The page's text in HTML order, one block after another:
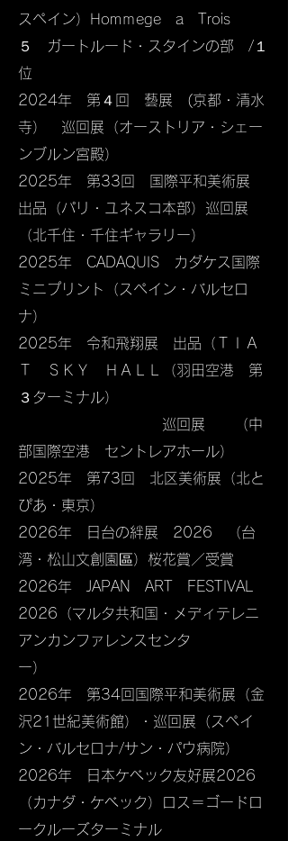
スペイン）Homｍege a Trois
５ ガートルード・スタインの部 /１
位
​2024年 第４回 藝展 (京都・清水
寺） 巡回展（オーストリア・シェー
ンブルン宮殿）
​2025年 第33回 国際平和美術展
出品（パリ・ユネスコ本部）巡回展
（北千住・千住ギャラリー）​
2025年 CADAQUIS カダケス国際
ミニプリント（スペイン・バルセロ
ナ）
​2025年 令和飛翔展 出品（ＴＩＡ
Ｔ ＳＫＹ ＨＡＬＬ（羽田空港 第
３ターミナル）
​ 巡回展 （中
部国際空港 セントレアホール）
2025年 第73回 北区美術展（北と
ぴあ・東京）
2026年 日台の絆展 2026 （台
湾・松山文創園區）桜花賞／受賞
2026年 JAPAN ART FESTIVAL
2026（マルタ共和国・メディテレニ
アンカンファレンスセンタ
ー）
2026年 第34回国際平和美術展（金
沢21世紀美術館）・巡回展（スペイ
ン・バルセロナ/サン・パウ病院）
​2026年 日本ケべック友好展2026
（カナダ・ケべック）ロス＝ゴードロ
ークルーズターミナル